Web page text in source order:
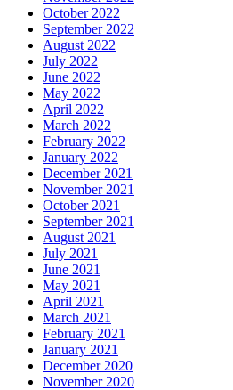
October 2022
September 2022
August 2022
July 2022
June 2022
May 2022
April 2022
March 2022
February 2022
January 2022
December 2021
November 2021
October 2021
September 2021
August 2021
July 2021
June 2021
May 2021
April 2021
March 2021
February 2021
January 2021
December 2020
November 2020